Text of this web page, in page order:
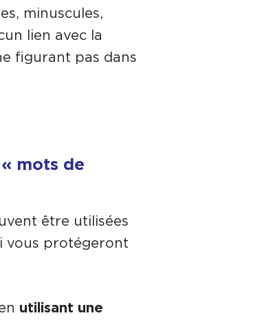
minuscules,
lien avec la
figurant pas dans
mots de
être utilisées
vous protégeront
utilisant une